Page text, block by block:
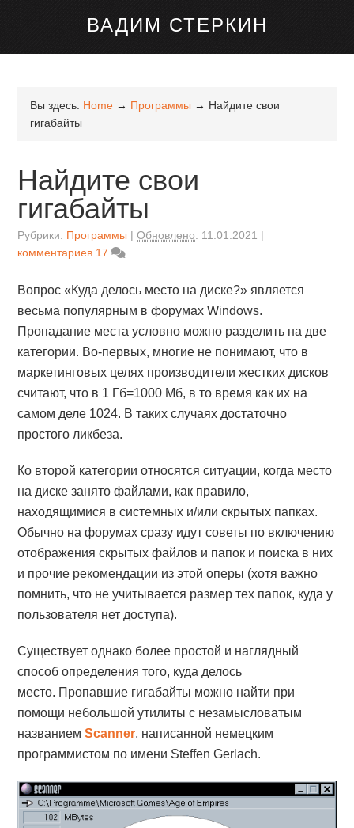
ВАДИМ СТЕРКИН
Вы здесь: Home → Программы → Найдите свои
гигабайты
Найдите свои
гигабайты
Рубрики: Программы Обновлено: 11.01.2021
комментариев 17
Вопрос «Куда делось место на диске?» является
весьма популярным в форумах Windows.
Пропадание места условно можно разделить на две
категории. Во-первых, многие не понимают, что в
маркетинговых целях производители жестких дисков
считают, что в 1 Гб=1000 Mб, в то время как их на
самом деле 1024. В таких случаях достаточно
простого ликбеза.
Ко второй категории относятся ситуации, когда место
на диске занято файлами, как правило,
находящимися в системных и/или скрытых папках.
Обычно на форумах сразу идут советы по включению
отображения скрытых файлов и папок и поиска в них
и прочие рекомендации из этой оперы (хотя важно
помнить, что не учитывается размер тех папок, куда у
пользователя нет доступа).
Существует однако более простой и наглядный
способ определения того, куда делось
место. Пропавшие гигабайты можно найти при
помощи небольшой утилиты с незамысловатым
названиемScanner, написанной немецким
программистом по имени Steffen Gerlach.